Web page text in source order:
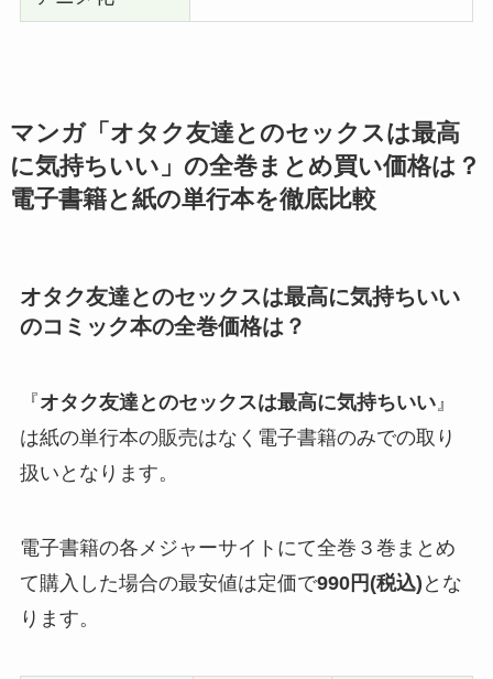
マンガ「 オタク友達とのセックスは最高
に気持ちいい 」の全巻まとめ買い価格は？
電子書籍と紙の単行本を徹底比較
オタク友達とのセックスは最高に気持ちいい
のコミック本の全巻価格は？
『オタク友達とのセックスは最高に気持ちいい』
は紙の単行本の販売はなく電子書籍のみでの取り
扱いとなります。
電子書籍の各メジャーサイトにて全巻３巻まとめ
て購入した場合の最安値は定価で990円(税込) とな
ります。